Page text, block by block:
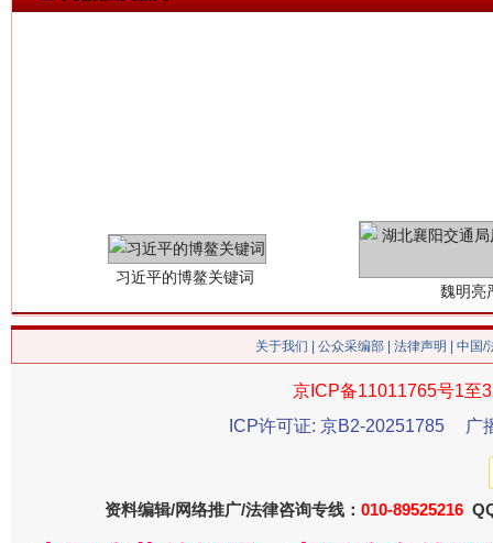
关于我们 公众采编部 法律声明 | 中国
京ICP备11011765号1至
ICP许可证: 京B2-20251785
广
资料编辑/网络推广/法律咨询专线： 010-89525216